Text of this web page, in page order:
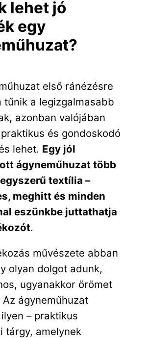
lehet jó
egy
első ránézésre
tűnik a legizgalmasabb
azonban valójában
és gondoskodó
lehet. Egy jól
ágyneműhuzat több
textília –
meghitt és minden
eszünkbe juttathatja
.
művészete abban
olyan dolgot adunk,
ugyanakkor örömet
ágyneműhuzat
– praktikus
tárgy, amelynek